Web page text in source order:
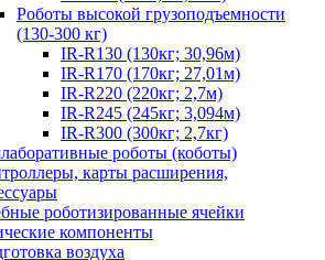
Роботы высокой грузоподъемности
(130-300 кг)
IR-R130 (130кг; 30,96м)
IR-R170 (170кг; 27,01м)
IR-R220 (220кг; 2,7м)
IR-R245 (245кг; 3,094м)
IR-R300 (300кг; 2,7кг)
роботы (коботы)
карты расширения,
роботизированные ячейки
компоненты
воздуха